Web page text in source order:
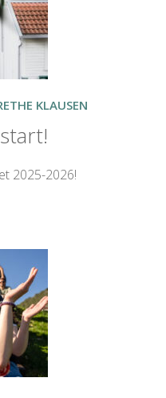
KLAUSEN
2025-2026!